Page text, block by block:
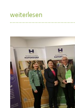
weiterlesen